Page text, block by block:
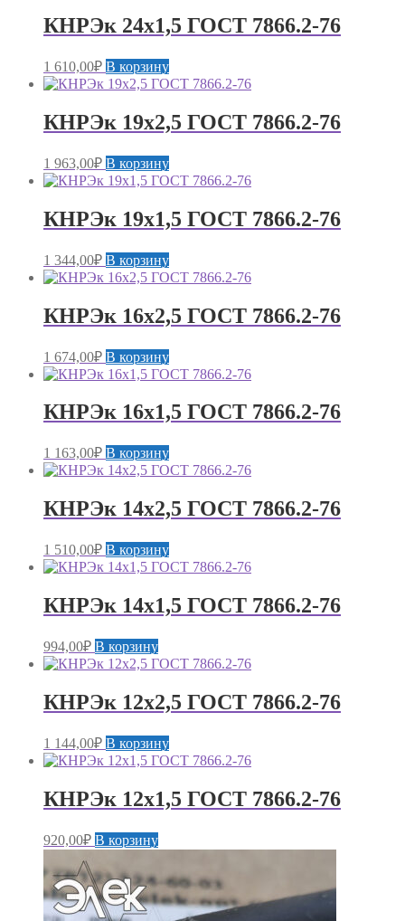
КНРЭк 24х1,5 ГОСТ 7866.2-76
1 610,00₽ В корзину
КНРЭк 19х2,5 ГОСТ 7866.2-76
1 963,00₽ В корзину
КНРЭк 19х1,5 ГОСТ 7866.2-76
1 344,00₽ В корзину
КНРЭк 16х2,5 ГОСТ 7866.2-76
1 674,00₽ В корзину
КНРЭк 16х1,5 ГОСТ 7866.2-76
1 163,00₽ В корзину
КНРЭк 14х2,5 ГОСТ 7866.2-76
1 510,00₽ В корзину
КНРЭк 14х1,5 ГОСТ 7866.2-76
994,00₽ В корзину
КНРЭк 12х2,5 ГОСТ 7866.2-76
1 144,00₽ В корзину
КНРЭк 12х1,5 ГОСТ 7866.2-76
920,00₽ В корзину